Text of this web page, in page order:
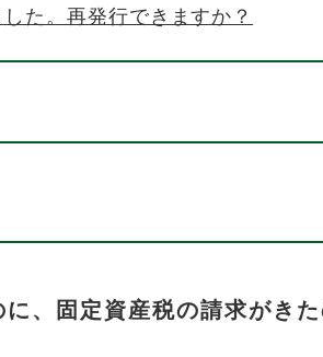
た。再発行できますか？
に、固定資産税の請求がき